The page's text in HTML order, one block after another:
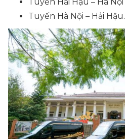
Tuyến Hà Nội – Hải Hậu.